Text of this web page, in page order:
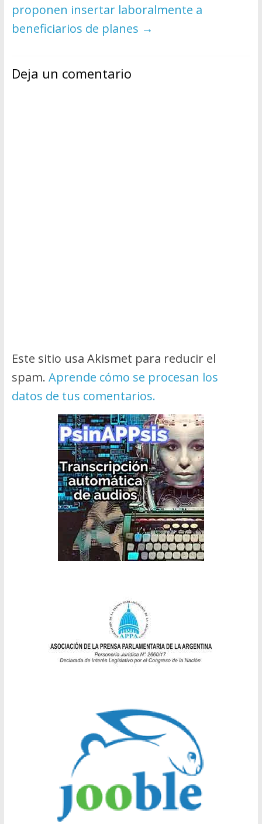
proponen insertar laboralmente a
beneficiarios de planes →
Deja un comentario
Este sitio usa Akismet para reducir el
spam. Aprende cómo se procesan los
datos de tus comentarios.